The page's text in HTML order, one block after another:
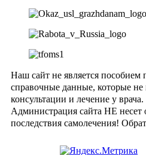
Наш сайт не является
справочные данные, которые не
консультации и лечение у
Администрация сайта НЕ несет
последствия самолечения!